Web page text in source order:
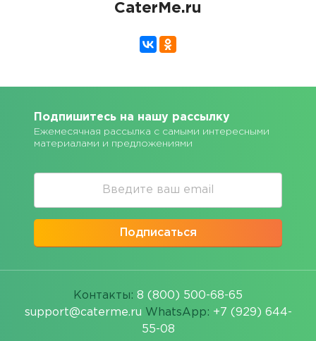
CaterMe.ru
Подпишитесь на нашу рассылку
Ежемесячная рассылка с самыми интересными
материалами и предложениями
Подписаться
Контакты: 8 (800) 500-68-65
support@caterme.ru WhatsApp: +7 (929) 644-
55-08